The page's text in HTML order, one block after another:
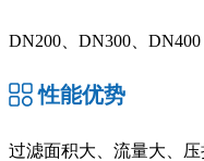
DN200、DN300、DN400
性能优势
过滤面积大、流量大、